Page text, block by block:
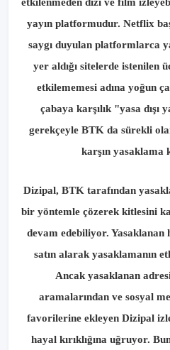
yayın platformudur. Netflix
saygı duyulan platformlarca
yer aldığı sitelerde
etkilememesi adına yoğun
çabaya karşılık "yasa dışı
gerekçeyle BTK da sürekli
karşın yasaklama
Dizipal, BTK tarafından
bir yöntemle çözerek kitlesini
devam edebiliyor.
satın alarak yasaklamanın
Ancak yasaklanan
aramalarından ve sosyal
favorilerine ekleyen Dizipal
hayal kırıklığına uğruyor.